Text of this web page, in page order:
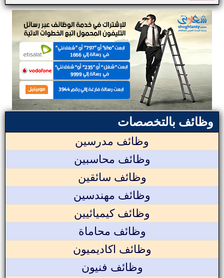
وظائف بالتخصصات
وظائف مدرسين
وظائف محاسبين
وظائف سائقين
وظائف مهندسين
وظائف كيميائيين
وظائف محاماة
وظائف اكاديميون
وظائف فنيون